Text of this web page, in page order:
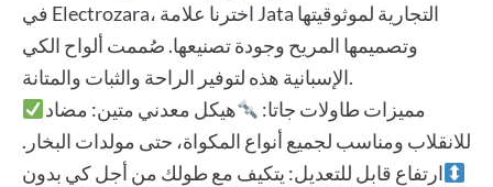
في Electrozara، اخترنا علامة Jata التجارية لموثوقيتها
وتصميمها المريح وجودة تصنيعها. صُممت ألواح الكي
الإسبانية هذه لتوفير الراحة والثبات والمتانة.
مميزات طاولات جاتا:
هيكل معدني متين: مضاد
للانقلاب ومناسب لجميع أنواع المكواة، حتى مولدات البخار.
ارتفاع قابل للتعديل: يتكيف مع طولك من أجل كي بدون